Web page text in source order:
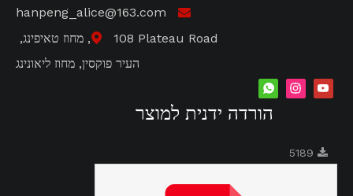

hanpeng_alice@163.com

108 Plateau Road, מחוז טאיפינג,
העיר פוקסין, מחוז ליאונינג
הורדה ידנית למוצר